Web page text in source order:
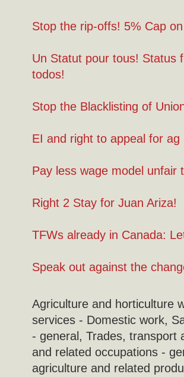
Stop the rip-offs! 5% Cap
Un Statut pour tous! Status
todos!
Stop the Blacklisting of
EI and right to appeal for
Pay less wage model unfair
Right 2 Stay for Juan Ariza!
TFWs already in Canada:
Speak out against the
Agriculture and horticulture
services - Domestic work,
- general, Trades, transport
and related occupations -
agriculture and related